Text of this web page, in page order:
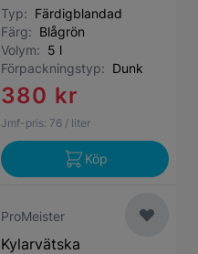
Typ: Färdigblandad
Färg: Blågrön
Volym: 5 l
Förpackningstyp: Dunk
380 kr
Jmf-pris: 76 / liter
Köp
ProMeister
Kylarvätska